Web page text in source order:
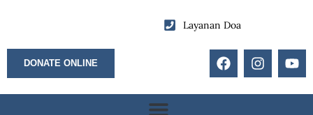
Layanan Doa
DONATE ONLINE